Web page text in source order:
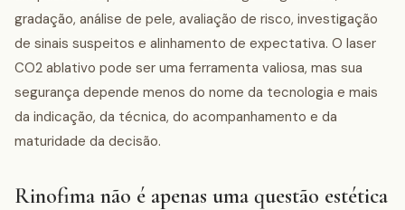
gradação, análise de pele, avaliação de risco, investigação
de sinais suspeitos e alinhamento de expectativa. O laser
CO2 ablativo pode ser uma ferramenta valiosa, mas sua
segurança depende menos do nome da tecnologia e mais
da indicação, da técnica, do acompanhamento e da
maturidade da decisão.
Rinofima não é apenas uma questão estética